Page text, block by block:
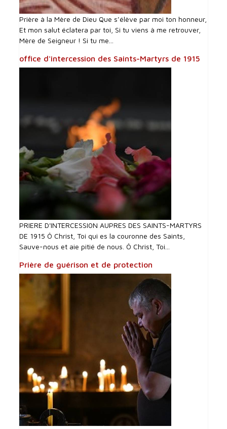
Prière à la Mère de Dieu Que s’élève par moi ton honneur,
Et mon salut éclatera par toi, Si tu viens à me retrouver,
Mère de Seigneur ! Si tu me...
office d'intercession des Saints-Martyrs de 1915
PRIERE D'INTERCESSI0N AUPRES DES SAINTS-MARTYRS
DE 1915 Ô Christ, Toi qui es la couronne des Saints,
Sauve-nous et aie pitié de nous. Ô Christ, Toi...
Prière de guérison et de protection